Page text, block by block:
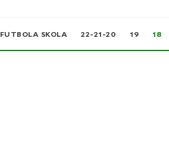
FUTBOLA SKOLA 22-21-20 19 18